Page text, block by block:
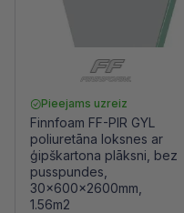
Pieejams uzreiz
Finnfoam FF-PIR GYL
poliuretāna loksnes ar
ģipškartona plāksni, bez
pusspundes,
30x600x2600mm,
1.56m2